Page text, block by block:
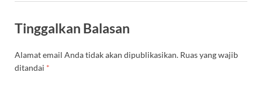
Tinggalkan Balasan
Alamat email Anda tidak akan dipublikasikan. Ruas yang wajib
ditandai *